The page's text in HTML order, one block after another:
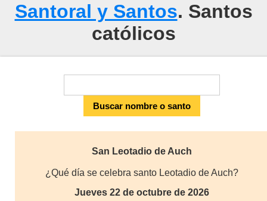
Santoral y Santos. Santos
católicos
San Leotadio de Auch
¿Qué día se celebra santo Leotadio de Auch?
Jueves 22 de octubre de 2026